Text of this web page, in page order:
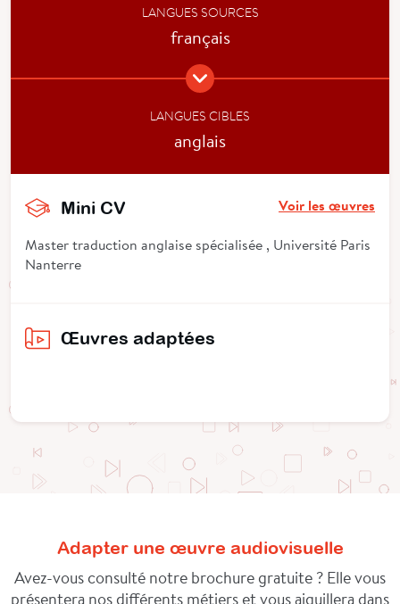
LANGUES SOURCES
français
LANGUES CIBLES
anglais
Mini CV Voir les œuvres
Master traduction anglaise spécialisée , Université Paris
Nanterre
Œuvres adaptées
Adapter une œuvre audiovisuelle
Avez-vous consulté notre brochure gratuite ? Elle vous
présentera nos différents métiers et vous aiguillera dans